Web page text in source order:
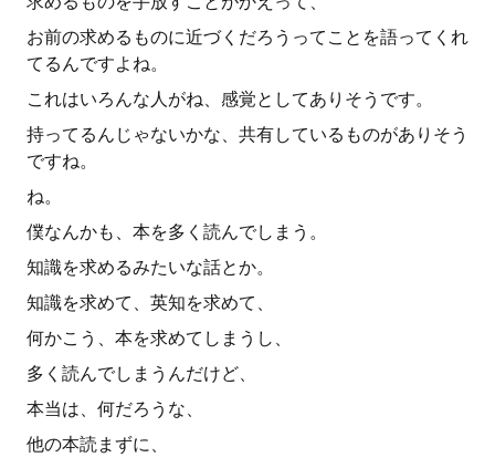
お前の求めるものに近づくだろうってことを語ってくれ
てるんですよね。
これはいろんな人がね、感覚としてありそうです。
持ってるんじゃないかな、共有しているものがありそう
ですね。
ね。
僕なんかも、本を多く読んでしまう。
知識を求めるみたいな話とか。
知識を求めて、英知を求めて、
何かこう、本を求めてしまうし、
多く読んでしまうんだけど、
本当は、何だろうな、
他の本読まずに、